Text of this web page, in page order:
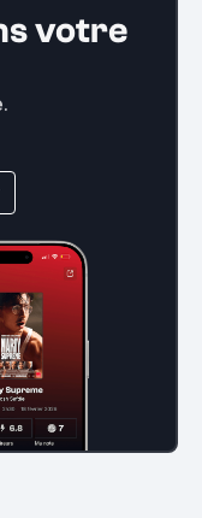
votre